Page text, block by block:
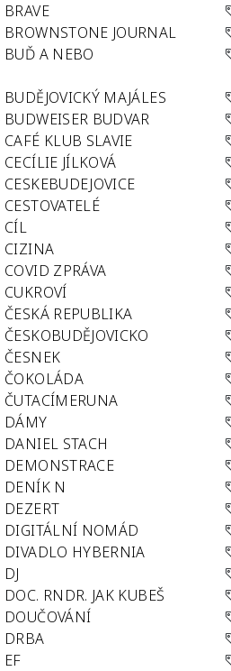
BRAVE
BROWNSTONE JOURNAL
BUĎ A NEBO
BUDĚJOVICKÝ MAJÁLES
BUDWEISER BUDVAR
CAFÉ KLUB SLAVIE
CECÍLIE JÍLKOVÁ
CESKEBUDEJOVICE
CESTOVATELÉ
CÍL
CIZINA
COVID ZPRÁVA
CUKROVÍ
ČESKÁ REPUBLIKA
ČESKOBUDĚJOVICKO
ČESNEK
ČOKOLÁDA
ČUTACÍMERUNA
DÁMY
DANIEL STACH
DEMONSTRACE
DENÍK N
DEZERT
DIGITÁLNÍ NOMÁD
DIVADLO HYBERNIA
DJ
DOC. RNDR. JAK KUBEŠ
DOUČOVÁNÍ
DRBA
EF